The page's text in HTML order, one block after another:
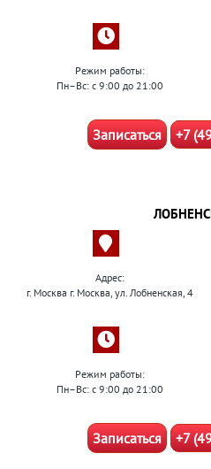
Режим работы:
Пн–Вс: с 9:00 до 21:00
Записаться +7
Адрес:
г. Москва г. Москва, ул. Лобненская, 4
Режим работы:
Пн–Вс: с 9:00 до 21:00
Записаться +7